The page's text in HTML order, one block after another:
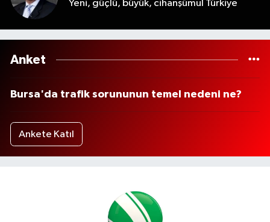
Yeni, güçlü, büyük, cihanşümul Türkiye
Anket
Bursa'da trafik sorununun temel nedeni ne?
Ankete Katıl